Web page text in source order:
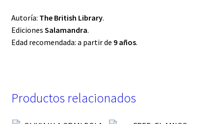
Autoría: The British Library.
Ediciones Salamandra.
Edad recomendada: a partir de 9 años.
Productos relacionados